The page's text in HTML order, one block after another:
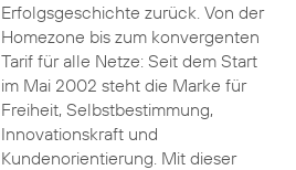
Erfolgsgeschichte zurück. Von der
Homezone bis zum konvergenten
Tarif für alle Netze: Seit dem Start
im Mai 2002 steht die Marke für
Freiheit, Selbstbestimmung,
Innovationskraft und
Kundenorientierung. Mit dieser